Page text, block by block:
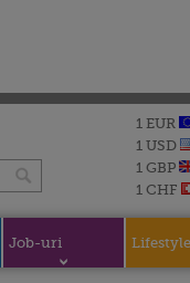
1 EUR
1 USD
1 GBP
1 CHF
Job-uri Lifestyle